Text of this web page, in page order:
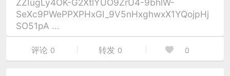
ZZIugLy4OK-G2XtlYUO9ZrU4-9bhlW-
SeXc9PWePPXPHxGI_9V5nHxghwxX1YQojpHj
SO51pA ...
评论 0 转发 0 0